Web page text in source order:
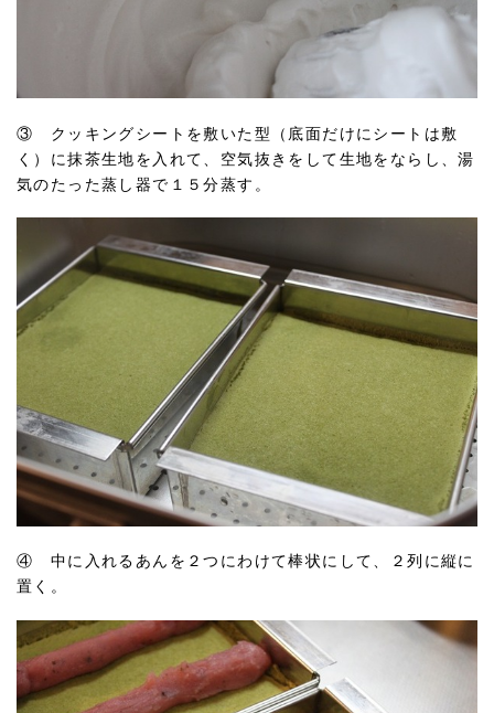
③ クッキングシートを敷いた型（底面だけにシートは敷
く）に抹茶生地を入れて、空気抜きをして生地をならし、湯
気のたった蒸し器で１５分蒸す。
④ 中に入れるあんを２つにわけて棒状にして、２列に縦に
置く。